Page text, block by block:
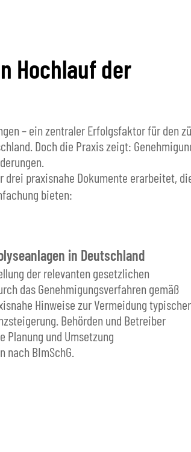
Hochlauf der
– ein zentraler Erfolgsfaktor für den
Doch die Praxis zeigt:
drei praxisnahe Dokumente erarbeitet,
bieten:
in Deutschland
der relevanten gesetzlichen
das Genehmigungsverfahren gemäß
Hinweise zur Vermeidung typischer
Behörden und Betreiber
und Umsetzung
BImSchG.